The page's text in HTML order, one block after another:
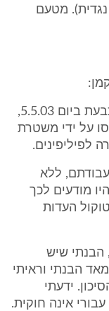
מטעם
א. א. התובעים החלו לעבוד בבית הנתבעת ביום 5.5.03,
בו נתפסו על ידי משטרת
לפיליפינים.
ללא
מודעים לכך
התובע בעמ' 4 לפרוטוקול העדות
הבנתי שיש
הבנתי וראיתי
ידעתי
אינה חוקית.